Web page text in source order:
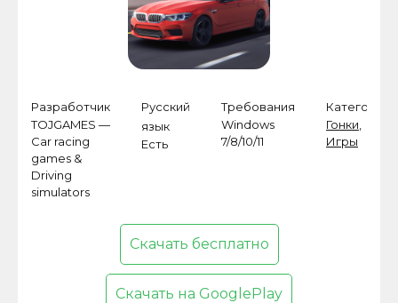
Разработчик
TOJGAMES —
Car racing
games &
Driving
simulators
Русский
язык
Есть
Требования
Windows
7/8/10/11
Категория
Гонки
Игры
Скачать бесплатно
Скачать на GooglePlay